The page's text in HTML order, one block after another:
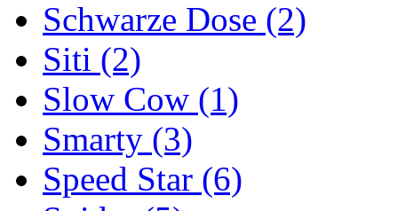
Schwarze Dose (2)
Siti (2)
Slow Cow (1)
Smarty (3)
Speed Star (6)